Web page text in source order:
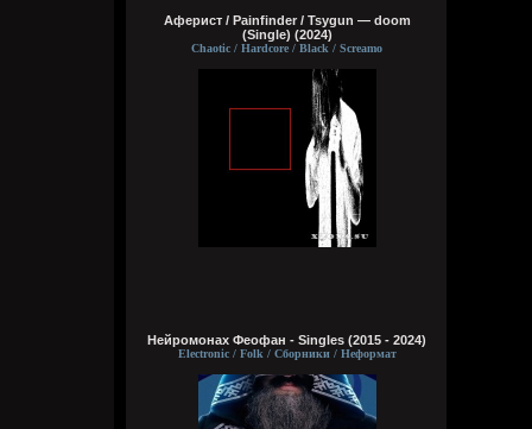
За мои зелёные глаза
Называешь ты меня колдуньей,
Сердце у тебя я забрала
Эй наринаринэла ай дари дари дари
Эй наринаринэла ай дари дари дари
Эй наринаринэла ай дари дари дари
Сегодня в 16:12:44
Вот долбаеб. Прав он во всем. Ещё и все
про меня знает)
Аферист / Painfinder / Tsygun — doom
(Single) (2024)
Chaotic / Hardcore / Black / Screamo
Нейромонах Феофан - Singles (2015 - 2024)
Electronic / Folk / Сборники / Неформат